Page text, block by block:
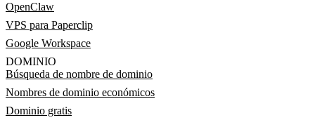
OpenClaw
VPS para Paperclip
Google Workspace
DOMINIO
Búsqueda de nombre de dominio
Nombres de dominio económicos
Dominio gratis